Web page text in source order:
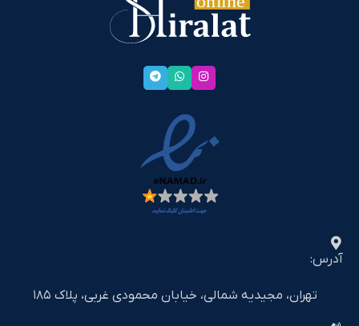
آدرس:
تهران، مجیدیه شمالی، خیابان محمودی غربی، پلاک ۱۸۵